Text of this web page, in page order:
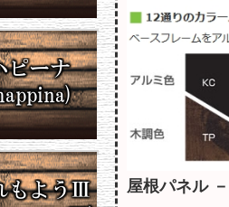
屋根パネル